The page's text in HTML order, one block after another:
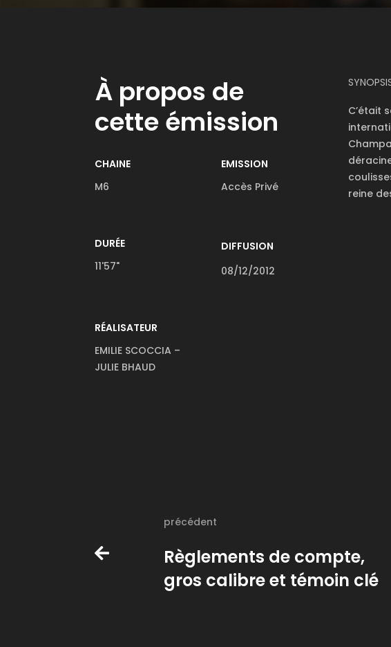
À propos de
cette émission
CHAINE
M6
EMISSION
Accès Privé
DURÉE
11'57"
DIFFUSION
08/12/2012
RÉALISATEUR
EMILIE SCOCCIA –
JULIE BHAUD
C’était
reine
précédent
Règlements de compte,
gros calibre et témoin clé